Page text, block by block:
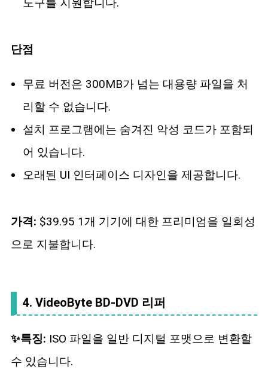
단점
무료 버전은 300MB가 넘는 대용량 파일을 처
리할 수 없습니다.
설치 프로그램에는 숨겨진 악성 코드가 포함되
어 있습니다.
오래된 UI 인터페이스 디자인을 제공합니다.
가격: $39.95 1개 기기에 대한 프리미엄을 일회성
으로 지불합니다.
4. VideoByte BD-DVD 리퍼
✨특징: ISO 파일을 일반 디지털 포맷으로 변환할
수 있습니다.